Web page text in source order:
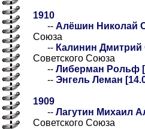
1910
-- Алёшин Николай
Союза
-- Калинин Дмитрий
Советского Союза
-- Либерман Рольф
-- Энгель Леман
1909
-- Лагутин Михаил
Советского Союза